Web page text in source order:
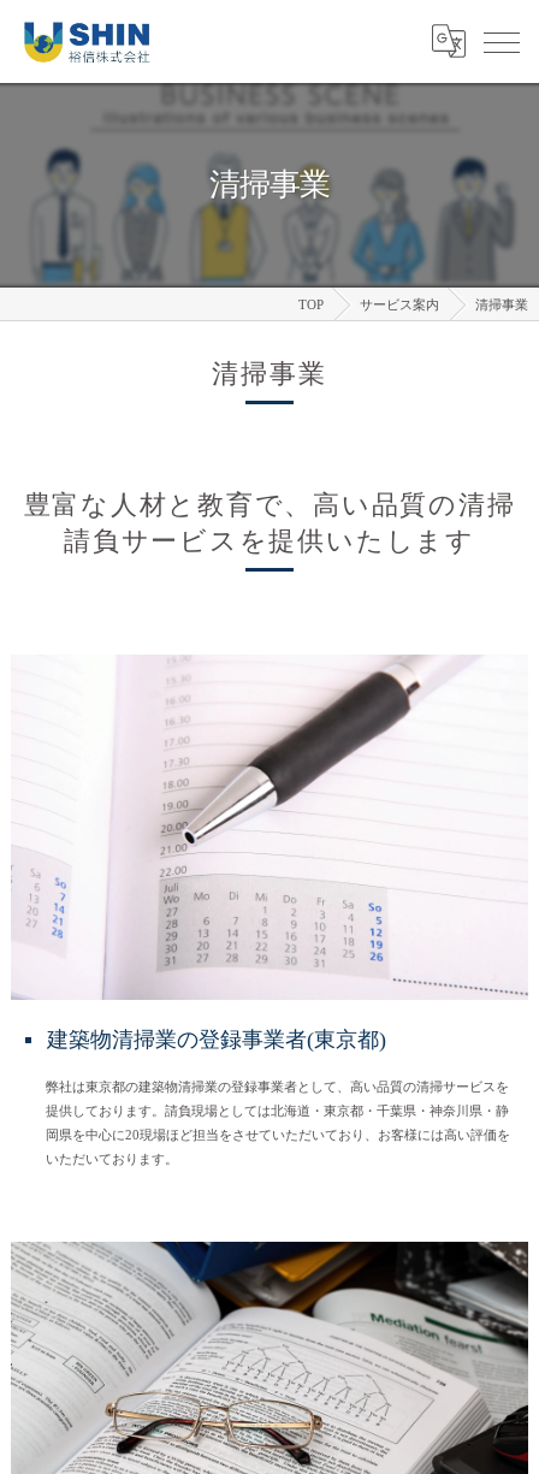
清掃事業
TOP サービス案内 清掃事業
清掃事業
豊富な人材と教育で、高い品質の清掃
請負サービスを提供いたします
建築物清掃業の登録事業者(東京都)
弊社は東京都の建築物清掃業の登録事業者として、高い品質の清掃サービスを
提供しております。請負現場としては北海道・東京都・千葉県・神奈川県・静
岡県を中心に20現場ほど担当をさせていただいており、お客様には高い評価を
いただいております。